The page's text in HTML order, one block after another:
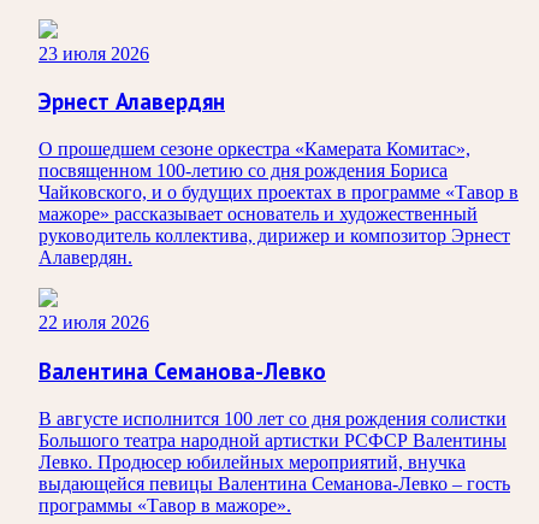
23 июля 2026
Эрнест Алавердян
О прошедшем сезоне оркестра «Камерата Комитас»,
посвященном 100-летию со дня рождения Бориса
Чайковского, и о будущих проектах в программе «Тавор в
мажоре» рассказывает основатель и художественный
руководитель коллектива, дирижер и композитор Эрнест
Алавердян.
22 июля 2026
Валентина Семанова-Левко
В августе исполнится 100 лет со дня рождения солистки
Большого театра народной артистки РСФСР Валентины
Левко. Продюсер юбилейных мероприятий, внучка
выдающейся певицы Валентина Семанова-Левко – гость
программы «Тавор в мажоре».